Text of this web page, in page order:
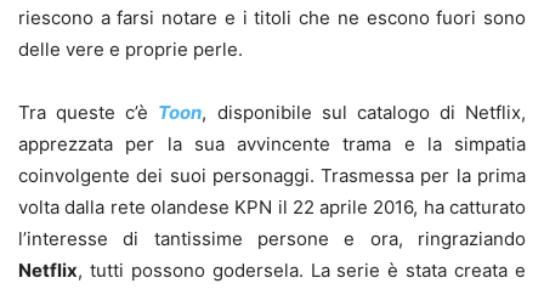
riescono a farsi notare e i titoli che ne escono fuori sono
delle vere e proprie perle.
Tra queste c’è Toon, disponibile sul catalogo di Netflix,
apprezzata per la sua avvincente trama e la simpatia
coinvolgente dei suoi personaggi. Trasmessa per la prima
volta dalla rete olandese KPN il 22 aprile 2016, ha catturato
l’interesse di tantissime persone e ora, ringraziando
Netflix, tutti possono godersela. La serie è stata creata e